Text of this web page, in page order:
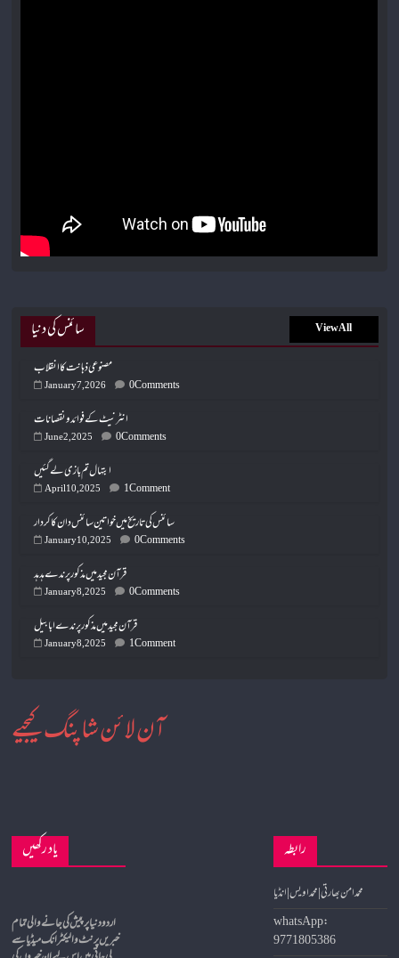
سائنس کی دنیا View All
مصنوعی ذہانت کا انقلاب
January 7, 2026 0 Comments
انٹرنیٹ کے فوائد و نقصانات
June 2, 2025 0 Comments
ابتہال تم بازی لے گئیں
April 10, 2025 1 Comment
سائنس کی تاریخ میں خواتین سائنس دان کا کردار
January 10, 2025 0 Comments
قرآن مجید میں مذکور پرندے ہدہد
January 8, 2025 0 Comments
قرآن مجید میں مذکور پرندے ابابیل
January 8, 2025 1 Comment
آن لائن شاپنگ کیجیے
یاد رکھیں
اردو دنیا پر پیش کی جانے والی تمام
خبریں پرنٹ و الیکٹرانک میڈیا سے
رابطہ
محمد امن بھارتی | محمد اویس | انڈیا
whatsApp:
9771805386